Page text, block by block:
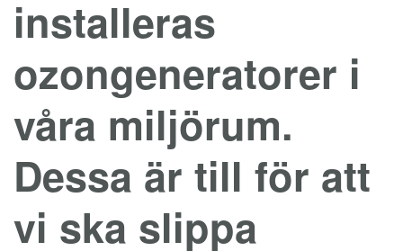
installeras
ozongeneratorer i
våra miljörum.
Dessa är till för att
vi ska slippa